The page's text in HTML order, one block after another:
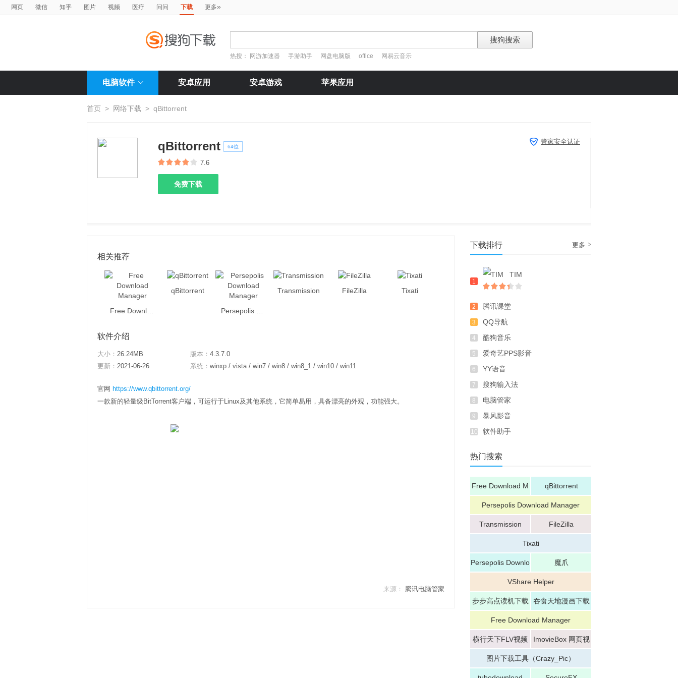
网页 微信 知乎 图片 视频 医疗 问问 下载 更多»
热搜： 网游加速器 手游助手 网盘电脑版 office 网易云音乐
电脑软件 安卓应用 安卓游戏 苹果应用
首页 > 网络下载 > qBittorrent
qBittorrent 64位
7.6
免费下载
管家安全认证
相关推荐
qBittorrent Transmission FileZilla Tixati
软件介绍
大小： 26.24MB 版本： 4.3.7.0
更新： 2021-06-26 系统： winxp / vista / win7 / win8 / win8_1 / win10 / win11
官网 https://www.qbittorrent.org/
一款新的轻量级BitTorrent客户端，可运行于Linux及其他系统，它简单易用，具备漂亮的外观，功能强大。
来源： 腾讯电脑管家
下载排行 更多 >
1
TIM
2 腾讯课堂
3 QQ导航
4 酷狗音乐
5 爱奇艺PPS影音
6 YY语音
7 搜狗输入法
8 电脑管家
9 暴风影音
10 软件助手
热门搜索
Free Download M
anager
qBittorrent
Persepolis Download Manager
Transmission FileZilla
Tixati
Persepolis Downlo
ad Manager
魔爪
VShare Helper
步步高点读机下载
助手
吞食天地漫画下载
器
Free Download Manager
横行天下FLV视频
下载（CrabFLV）
ImovieBox 网页视
频下载器
图片下载工具（Crazy_Pic）